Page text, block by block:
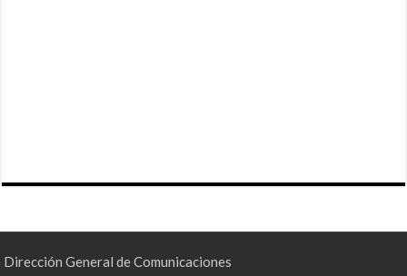
Dirección General de Comunicaciones